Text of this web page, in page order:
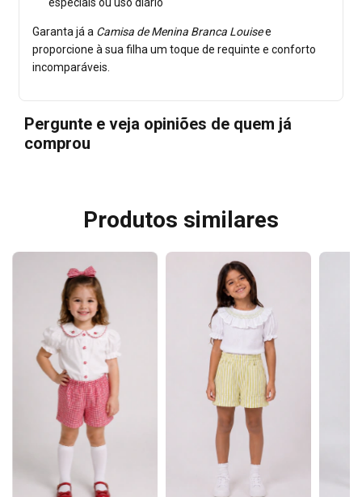
Garanta já a Camisa de Menina Branca Louisee
proporcione à sua filha um toque de requinte e conforto
incomparáveis.
Pergunte e veja opiniões de quem já
comprou
Produtos similares